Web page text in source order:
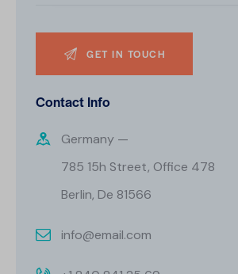
Contact Info
Germany —
785 15h Street, Office 478
Berlin, De 81566
info@email.com